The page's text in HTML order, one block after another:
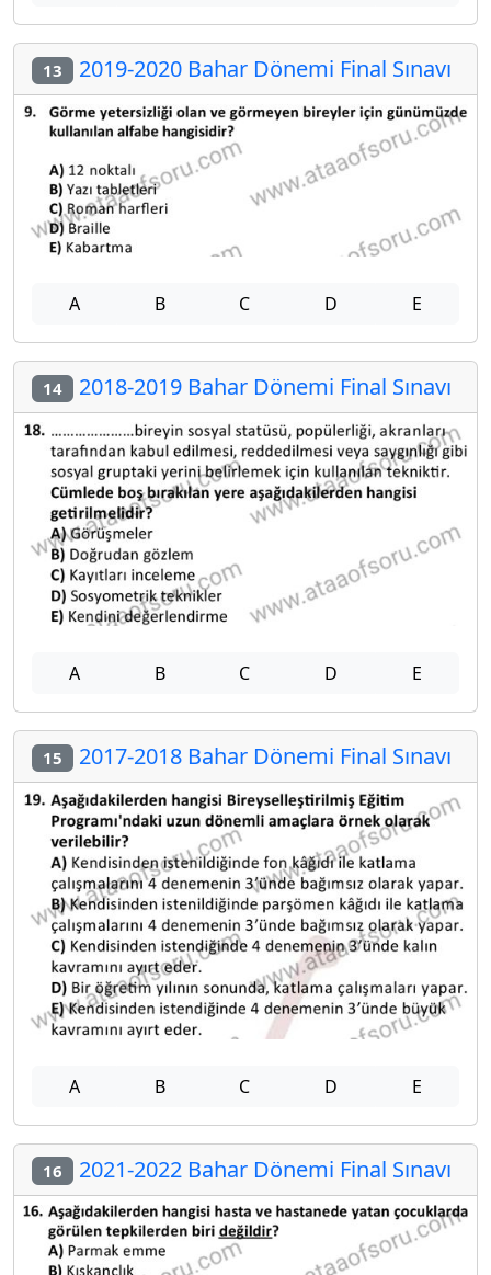
13 2019-2020 Bahar Dönemi Final Sınavı
A B C D E
14 2018-2019 Bahar Dönemi Final Sınavı
A B C D E
15 2017-2018 Bahar Dönemi Final Sınavı
A B C D E
16 2021-2022 Bahar Dönemi Final Sınavı